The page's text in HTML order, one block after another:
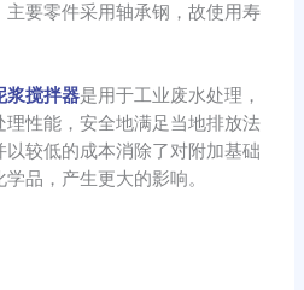
要零件采用轴承钢，故使用寿
浆搅拌器是用于工业废水处理，
性能，安全地满足当地排放法
较低的成本消除了对附加基础
品，产生更大的影响。